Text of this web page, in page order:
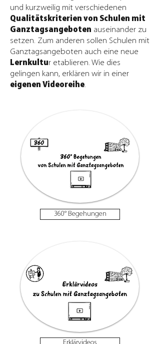
und kurzweilig mit verschiedenen
Qualitätskriterien von Schulen mit
Ganztagsangeboten auseinander zu
setzen. Zum anderen sollen Schulen mit
Ganztagsangeboten auch eine neue
Lernkultur etablieren. Wie dies
gelingen kann, erklären wir in einer
eigenen Videoreihe.
360° Begehungen